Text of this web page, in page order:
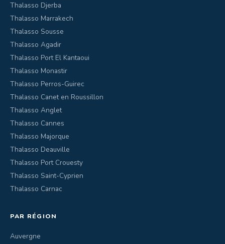
Thalasso Djerba
Thalasso Marrakech
Thalasso Sousse
Thalasso Agadir
Thalasso Port El Kantaoui
Thalasso Monastir
Thalasso Perros-Guirec
Thalasso Canet en Roussillon
Thalasso Anglet
Thalasso Cannes
Thalasso Majorque
Thalasso Deauville
Thalasso Port Crouesty
Thalasso Saint-Cyprien
Thalasso Carnac
PAR RÉGION
Auvergne